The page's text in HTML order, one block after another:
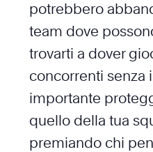
potrebbero
team dove
trovarti a dover
concorrenti senza
importante
quello della tua
premiando chi